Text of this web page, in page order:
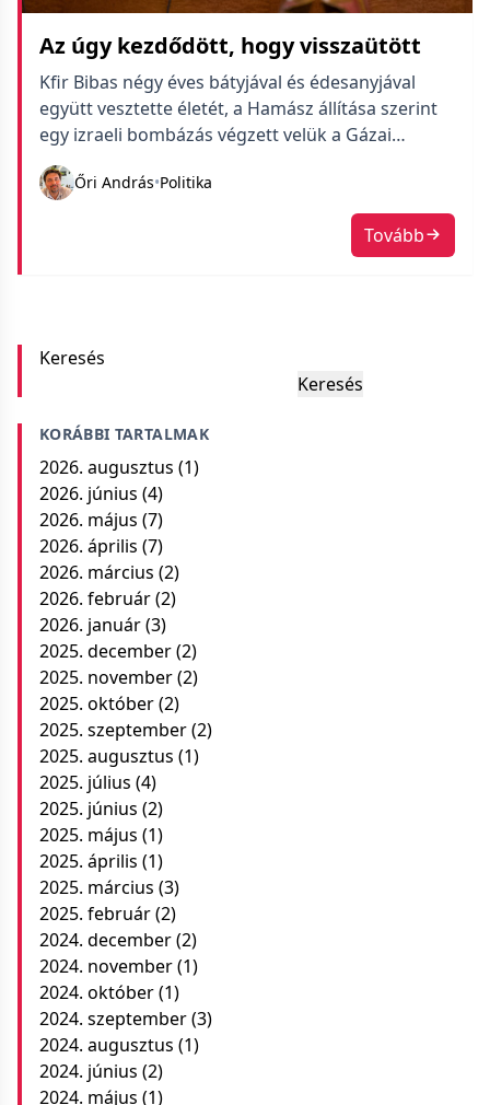
Az úgy kezdődött, hogy visszaütött
Kfir Bibas négy éves bátyjával és édesanyjával
együtt vesztette életét, a Hamász állítása szerint
egy izraeli bombázás végzett velük a Gázai
övezetben.
Őri András•Politika
Tovább
Keresés
Keresés
KORÁBBI TARTALMAK
2026. augusztus (1)
2026. június (4)
2026. május (7)
2026. április (7)
2026. március (2)
2026. február(2)
2026. január(3)
2025. december(2)
2025. november(2)
2025. október(2)
2025. szeptember(2)
2025. augusztus (1)
2025. július (4)
2025. június (2)
2025. május (1)
2025. április (1)
2025. március (3)
2025. február(2)
2024. december(2)
2024. november(1)
2024. október(1)
2024. szeptember(3)
2024. augusztus (1)
2024. június (2)
2024. május (1)